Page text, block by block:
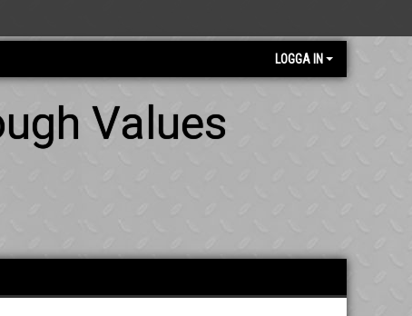
LOGGA IN
Values